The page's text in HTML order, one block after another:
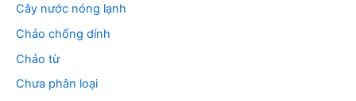
Cây nước nóng lạnh
Chảo chống dính
Chảo từ
Chưa phân loại